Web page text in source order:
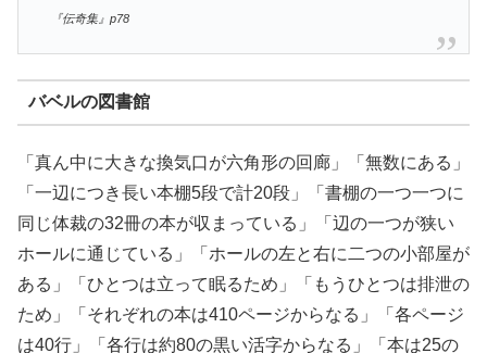
『伝奇集』p78
バベルの図書館
「真ん中に大きな換気口が六角形の回廊」「無数にある」
「一辺につき長い本棚5段で計20段」「書棚の一つ一つに
同じ体裁の32冊の本が収まっている」「辺の一つが狭い
ホールに通じている」「ホールの左と右に二つの小部屋が
ある」「ひとつは立って眠るため」「もうひとつは排泄の
ため」「それぞれの本は410ページからなる」「各ページ
は40行」「各行は約80の黒い活字からなる」「本は25の